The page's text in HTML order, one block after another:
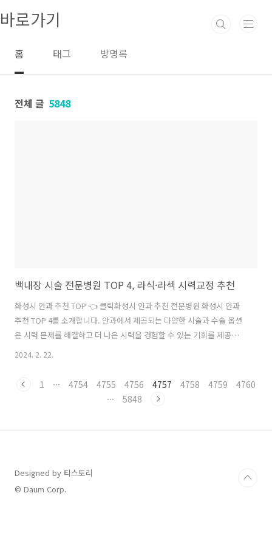
바로가기
홈 태그 방명록
전체 글 5848
백내장 시술 전문병원 TOP 4, 라식·라섹 시력교정 추천
화성시 안과 추천 TOP 👈 클릭화성시 안과 추천 전문병원 화성시 안과
추천 TOP 4를 소개합니다. 안과에서 제공되는 다양한 시술과 수술 옵션
은 시력 문제를 해결하고 더 나은 시력을 경험할 수 있는 기회를 제공합
니다. 네 안과는 각기 다른 전문성과 서비스로 환자들에게 안심과 신뢰를
로5길 15, 그랑 파사쥬상가 12블록 4층에 위치하고 있습니다. 대표원장
님은 대학병원 정교수 출신으로 최신 기술과 맞춤형 서비스로 모든 연령
2024. 2. 22.
1 ··· 4754 4755 4756 4757 4758 4759
4760
···
5848
Designed by 티스토리
© Daum Corp.